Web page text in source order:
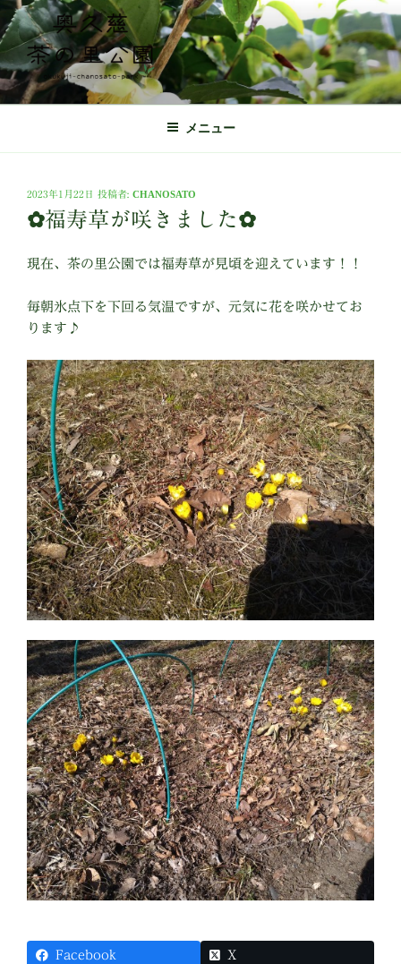
ン
テ
ン
ツ
奥久慈茶の里公園 公式ホームページ
日本最北端の茶の産地 奥久慈茶の体験施設
メニュー
投
稿
日:
2023年1月22日 投稿者: CHANOSATO
✿福寿草が咲きました✿
現在、茶の里公園では福寿草が見頃を迎えています！！
毎朝氷点下を下回る気温ですが、元気に花を咲かせてお
ります♪
Facebook X